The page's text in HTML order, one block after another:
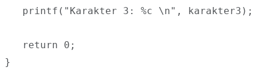
   printf("Karakter 3: %c \n", karakter3);
   return 0;
}